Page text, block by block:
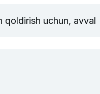
qoldirish uchun, avval